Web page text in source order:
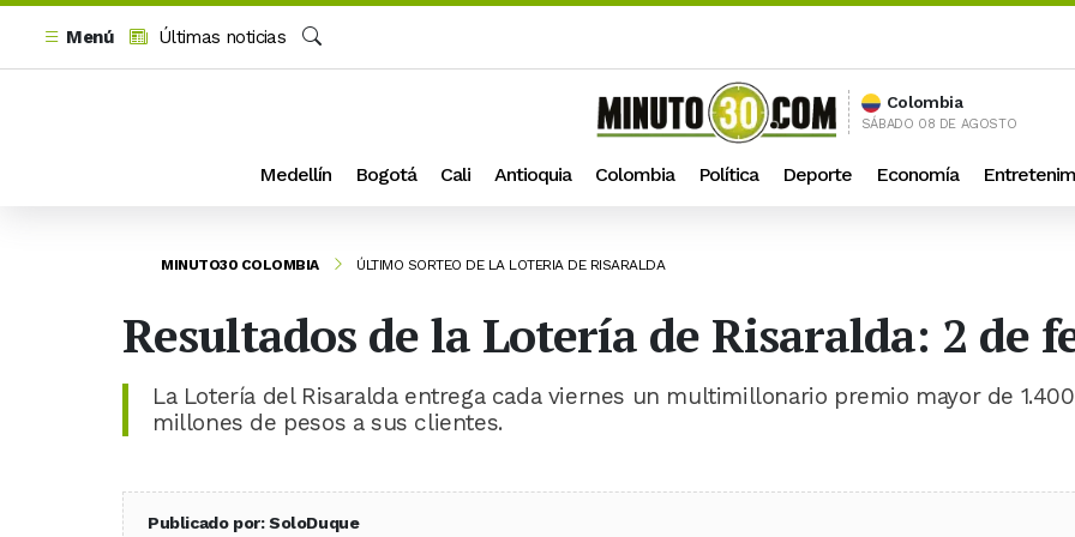
Menú
Últimas noticias
Buscar
Colombia
SÁBADO 08 DE AGOSTO
Medellín Bogotá Cali Antioquia Colombia Política Deporte Economía
MINUTO30 COLOMBIA ÚLTIMO SORTEO DE LA LOTERIA DE RISARALDA
Resultados de la Lotería de Risaralda: 2 de
La Lotería del Risaralda entrega cada viernes un multimillonario premio mayor de 1.400
millones de pesos a sus clientes.
Publicado por: SoloDuque